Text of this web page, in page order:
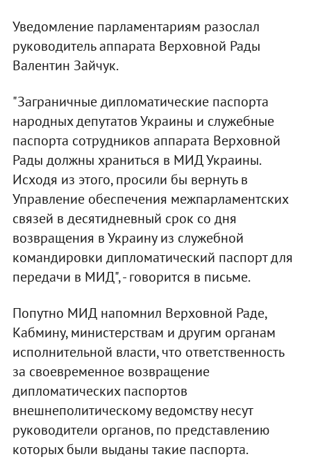
Уведомление парламентариям разослал
руководитель аппарата Верховной Рады
Валентин Зайчук.
"Заграничные дипломатические паспорта
народных депутатов Украины и служебные
паспорта сотрудников аппарата Верховной
Рады должны храниться в МИД Украины.
Исходя из этого, просили бы вернуть в
Управление обеспечения межпарламентских
связей в десятидневный срок со дня
возвращения в Украину из служебной
командировки дипломатический паспорт для
передачи в МИД", - говорится в письме.
Попутно МИД напомнил Верховной Раде,
Кабмину, министерствам и другим органам
исполнительной власти, что ответственность
за своевременное возвращение
дипломатических паспортов
внешнеполитическому ведомству несут
руководители органов, по представлению
которых были выданы такие паспорта.